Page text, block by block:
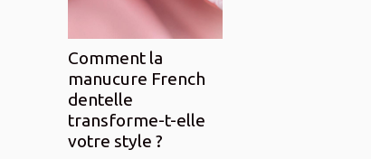
Comment la
manucure French
dentelle
transforme-t-elle
votre style ?